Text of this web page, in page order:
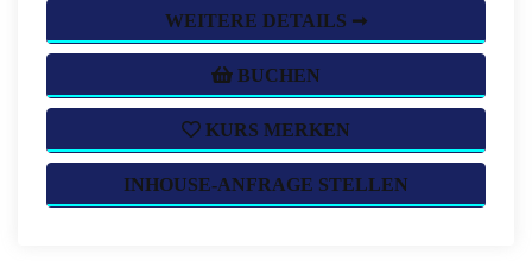
WEITERE DETAILS ➞
BUCHEN
KURS MERKEN
INHOUSE-ANFRAGE STELLEN